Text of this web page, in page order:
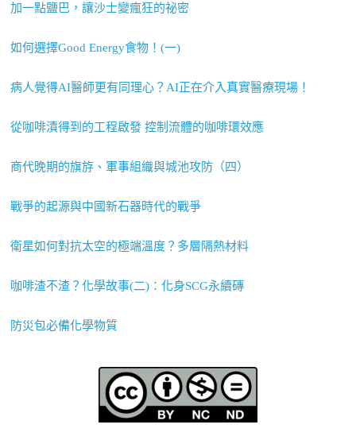
加一點鹽巴，讓沙士變瘋狂的祕密
如何選擇Good Energy食物！(一)
病人覺得AI醫師更有同理心？AI正在介入真實醫療現場！
從咖啡漬得到的工程啟發 控制流體的咖啡環效應
商代晚期的旗斿、軍事組織與城池攻防（四）
戰爭的起源與中國新石器時代的戰爭
衛星如何對抗太空的極端溫度？多層隔熱材料
咖啡渣不渣？化學故事(二)：化身SCG永續磚
防災包必備化學物質